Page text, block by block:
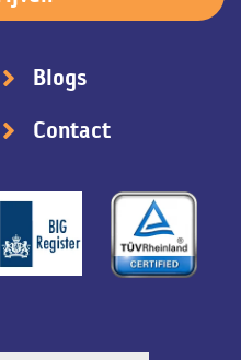
Blogs
Contact